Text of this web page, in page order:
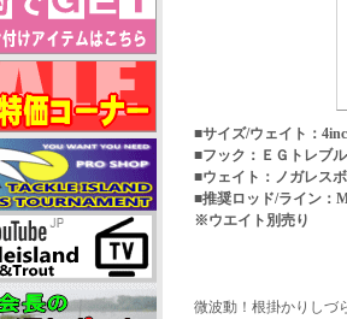
■サイズ/ウェイト：
■フック：ＥＧトレブ
■ウェイト：ノガレス
■推奨ロッド/ライン：
※ウエイト別売り
微波動！根掛かりしづ